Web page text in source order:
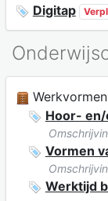
Digitap
Werkvormen
Hoor-
Vormen
Werktijd